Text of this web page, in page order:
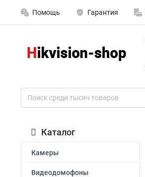
Помощь Гарантия
Каталог
Камеры
Видеодомофоны